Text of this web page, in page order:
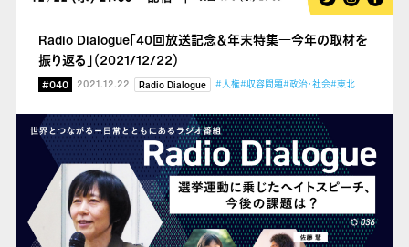
Radio Dialogue「40回放送記念＆年末特集―今年の取材を
振り返る」（2021/12/22）
#040 2021.12.22 Radio Dialogue #人権#収容問題#政治・社会#東北